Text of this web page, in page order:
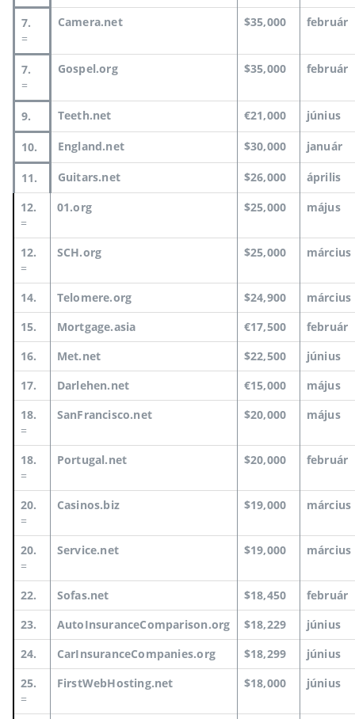
7.
=
Camera.net $35,000 február
7.
=
Gospel.org $35,000 február
9. Teeth.net €21,000 június
10. England.net $30,000 január
11. Guitars.net $26,000
április
12.
=
01.org $25,000 május
12.
=
SCH.org $25,000 március
14. Telomere.org $24,900
március
15.
Mortgage.asia €17,500
február
16.
Met.net $22,500
június
17.
Darlehen.net €15,000
május
18.
=
SanFrancisco.net $20,000 május
18.
=
Portugal.net $20,000 február
20.
=
Casinos.biz $19,000 március
20.
=
Service.net $19,000 március
22. Sofas.net $18,450
február
23.
AutoInsuranceComparison.org $18,229
június
24.
CarInsuranceCompanies.org $18,299
június
25.
=
FirstWebHosting.net $18,000 június